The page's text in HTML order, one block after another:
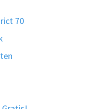
70